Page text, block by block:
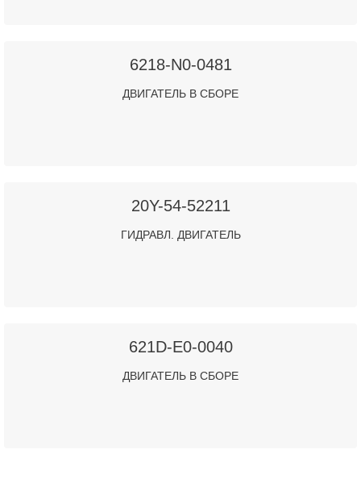
6218-N0-0481
ДВИГАТЕЛЬ В СБОРЕ
20Y-54-52211
ГИДРАВЛ. ДВИГАТЕЛЬ
621D-E0-0040
ДВИГАТЕЛЬ В СБОРЕ